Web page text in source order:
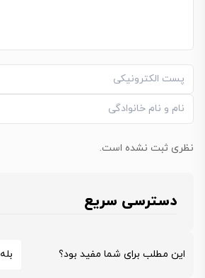
نظری ثبت نشده است.
دسترسی سریع
این مطلب برای شما مفید بود؟ بله